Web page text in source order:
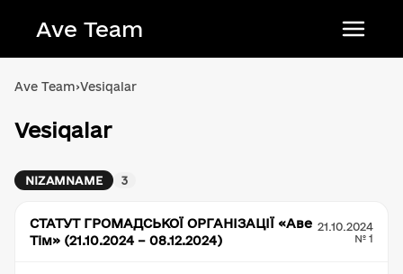
Ave Team
Ave Team›Vesiqalar
Vesiqalar
NIZAMNAME 3
СТАТУТ ГРОМАДСЬКОЇ ОРГАНІЗАЦІЇ «Аве
Тім» (21.10.2024 – 08.12.2024)
21.10.2024
№ 1